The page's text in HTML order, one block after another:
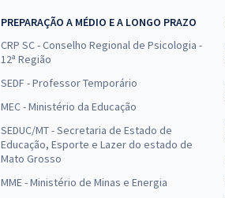
PREPARAÇÃO A MÉDIO E A LONGO PRAZO
CRP SC - Conselho Regional de Psicologia -
12ª Região
SEDF - Professor Temporário
MEC - Ministério da Educação
SEDUC/MT - Secretaria de Estado de
Educação, Esporte e Lazer do estado de
Mato Grosso
MME - Ministério de Minas e Energia